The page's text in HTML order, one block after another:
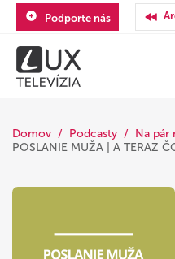
Podporte nás
Domov Podcasty
Na pár
POSLANIE MUŽA | A TERAZ